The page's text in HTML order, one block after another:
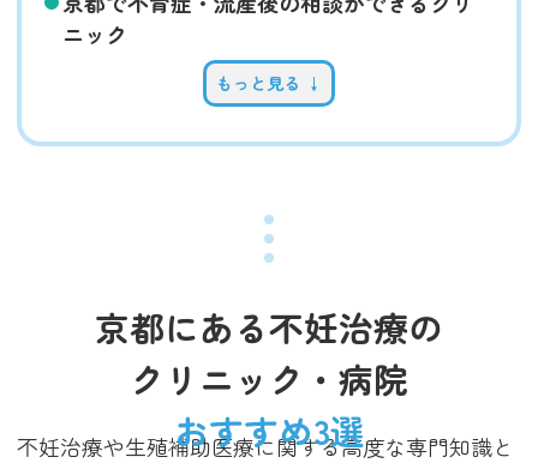
ニック
もっと見る ↓
京都にある不妊治療の
クリニック・病院
おすすめ3選
不妊治療や生殖補助医療に関する高度な専門知識と